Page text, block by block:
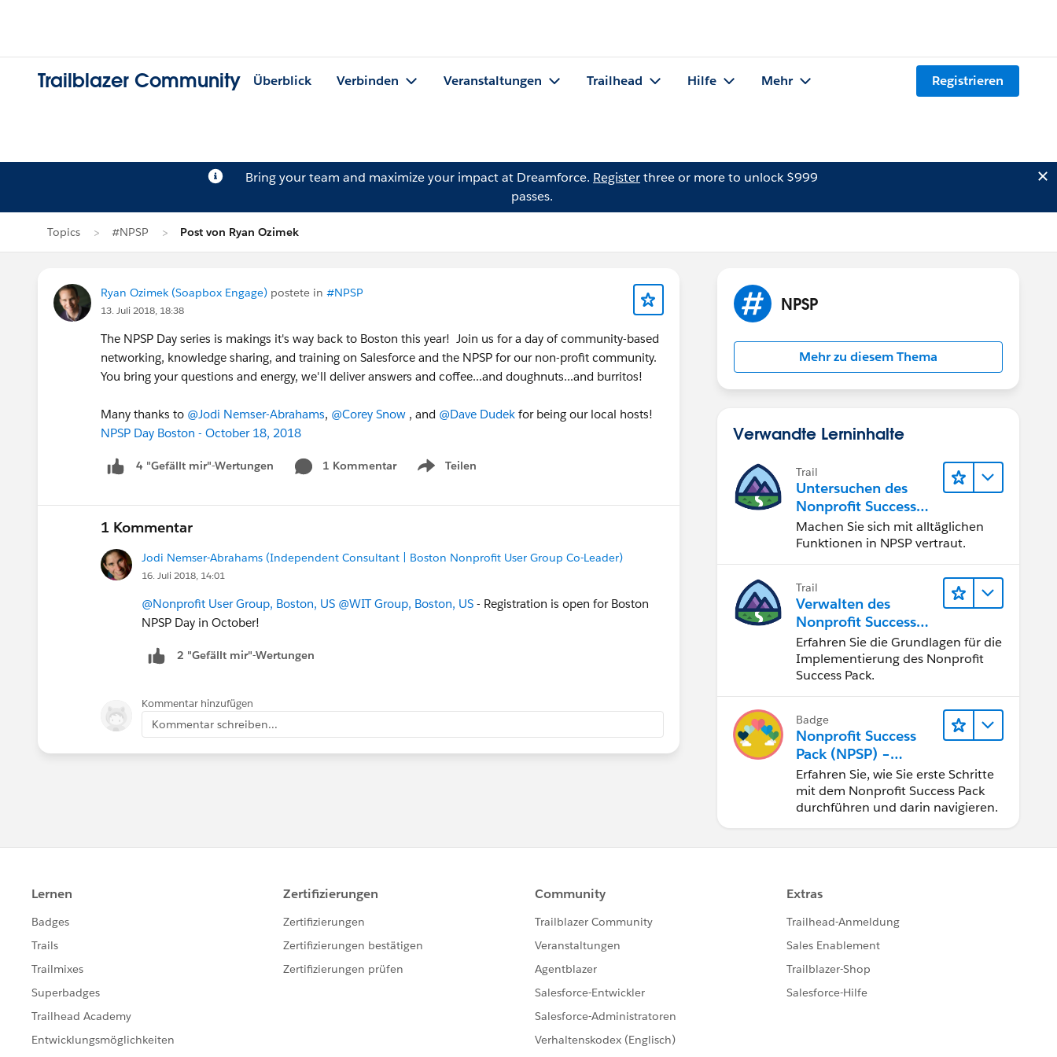
Trailblazer Community Überblick Verbinden Veranstaltungen Trailhead Hilfe Mehr Registrieren
Bring your team and maximize your impact at Dreamforce. Registerthree or more to unlock $999
passes.
Topics #NPSP Post von Ryan Ozimek
Ryan Ozimek (Soapbox Engage) postete in #NPSP
13. Juli 2018, 18:38
The NPSP Day series is makings it's way back to Boston this year! Join us for a day of community-based
networking, knowledge sharing, and training on Salesforce and the NPSP for our non-profit community.
You bring your questions and energy, we'll deliver answers and coffee...and doughnuts...and burritos!
Many thanks to @Jodi Nemser-Abrahams, @Corey Snow , and @Dave Dudek for being our local hosts!
NPSP Day Boston - October 18, 2018
4 "Gefällt mir"-Wertungen 1 Kommentar Teilen
Show menu
1 Kommentar
Jodi Nemser-Abrahams (Independent Consultant | Boston Nonprofit User Group Co-Leader)
16. Juli 2018, 14:01
@Nonprofit User Group, Boston, US @WIT Group, Boston, US - Registration is open for Boston
NPSP Day in October!
2 "Gefällt mir"-Wertungen
Kommentar hinzufügen
Kommentar schreiben...
NPSP
Mehr zu diesem Thema
Verwandte Lerninhalte
Trail
Untersuchen des
Nonprofit Success
Pack (NPSP)
Machen Sie sich mit alltäglichen
Funktionen in NPSP vertraut.
Trail
Verwalten des
Nonprofit Success
Pack (NPSP)
Erfahren Sie die Grundlagen für die
Implementierung des Nonprofit
Success Pack.
Badge
Nonprofit Success
Pack (NPSP) –
Grundlagen
Erfahren Sie, wie Sie erste Schritte
mit dem Nonprofit Success Pack
durchführen und darin navigieren.